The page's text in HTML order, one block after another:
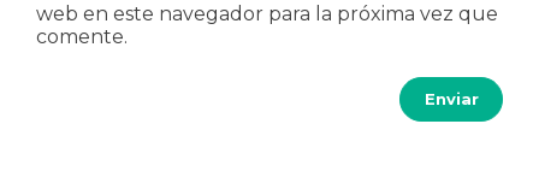
web en este navegador para la próxima vez que
comente.